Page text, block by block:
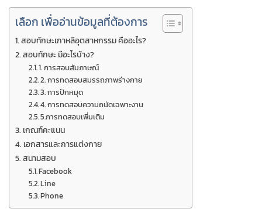
เลือก เพื่ออ่านข้อมูลที่ต้องการ
สอบทักษะเกาหลีอุตสาหกรรม คืออะไร?
สอบทักษะ มีอะไรบ้าง?
1. การสอบสัมภาษณ์
2. การทดสอบสมรรถภาพร่างกาย
3. การปักหมุด
4. การทดสอบความถนัดเฉพาะงาน
5.การทดสอบเพิ่มเติม
เกณฑ์คะแนน
เอกสารและการแต่งกาย
สนามสอบ
Facebook
Line
Phone